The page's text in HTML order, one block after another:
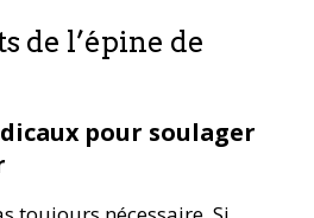
de l’épine de
pour soulager